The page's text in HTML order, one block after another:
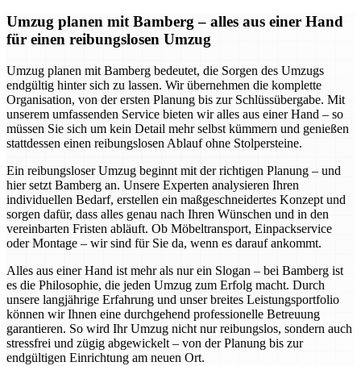
Umzug planen mit Bamberg – alles aus einer Hand
für einen reibungslosen Umzug
Umzug planen mit Bamberg bedeutet, die Sorgen des Umzugs
endgültig hinter sich zu lassen. Wir übernehmen die komplette
Organisation, von der ersten Planung bis zur Schlüssübergabe. Mit
unserem umfassenden Service bieten wir alles aus einer Hand – so
müssen Sie sich um kein Detail mehr selbst kümmern und genießen
stattdessen einen reibungslosen Ablauf ohne Stolpersteine.
Ein reibungsloser Umzug beginnt mit der richtigen Planung – und
hier setzt Bamberg an. Unsere Experten analysieren Ihren
individuellen Bedarf, erstellen ein maßgeschneidertes Konzept und
sorgen dafür, dass alles genau nach Ihren Wünschen und in den
vereinbarten Fristen abläuft. Ob Möbeltransport, Einpackservice
oder Montage – wir sind für Sie da, wenn es darauf ankommt.
Alles aus einer Hand ist mehr als nur ein Slogan – bei Bamberg ist
es die Philosophie, die jeden Umzug zum Erfolg macht. Durch
unsere langjährige Erfahrung und unser breites Leistungsportfolio
können wir Ihnen eine durchgehend professionelle Betreuung
garantieren. So wird Ihr Umzug nicht nur reibungslos, sondern auch
stressfrei und zügig abgewickelt – von der Planung bis zur
endgültigen Einrichtung am neuen Ort.